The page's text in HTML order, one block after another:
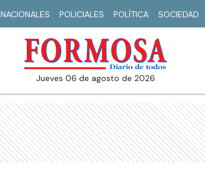
NACIONALES POLICIALES POLÍTICA SOCIEDAD
jueves 06 de agosto de 2026